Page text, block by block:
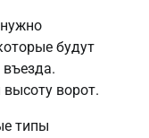
будут
ворот.
типы